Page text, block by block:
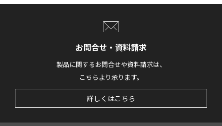
お問合せ・資料請求
製品に関するお問合せや資料請求は、
こちらより承ります。
詳しくはこちら